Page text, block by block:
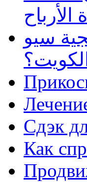
سيو
Сдэк
Как